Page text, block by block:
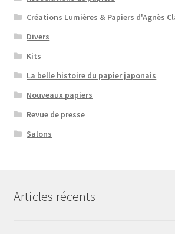
Créations Lumières & Papiers d'Agnès
Divers
Kits
La belle histoire du papier japonais
Nouveaux papiers
Revue de presse
Salons
Articles récents